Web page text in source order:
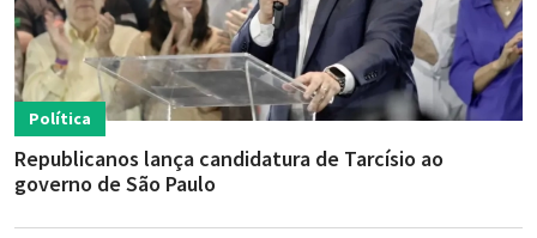
Política
Republicanos lança candidatura de Tarcísio ao
governo de São Paulo